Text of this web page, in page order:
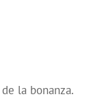
la bonanza.